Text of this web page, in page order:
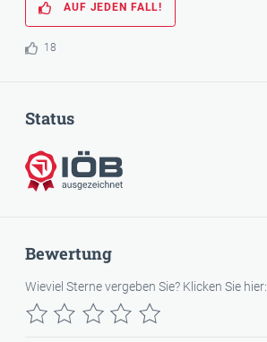
AUF JEDEN FALL!
18
Status
IÖB-ausgezeichnet
Bewertung
Wieviel Sterne vergeben Sie? Klicken Sie hier: